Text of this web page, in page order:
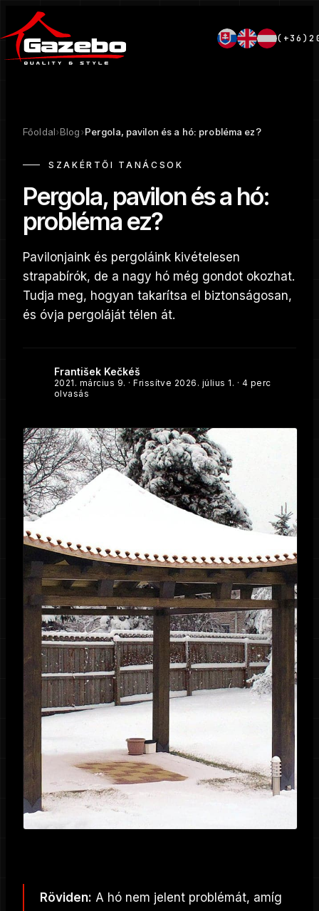
Főoldal›Blog›Pergola, pavilon és a hó: probléma ez?
SZAKÉRTŐI TANÁCSOK
Pergola, pavilon és a hó:
probléma ez?
Pavilonjaink és pergoláink kivételesen
strapabírók, de a nagy hó még gondot okozhat.
Tudja meg, hogyan takarítsa el biztonságosan,
és óvja pergoláját télen át.
František Kečkéš
2021. március 9. · Frissítve 2026. július 1. · 4 perc
olvasás
Röviden: A hó nem jelent problémát, amíg